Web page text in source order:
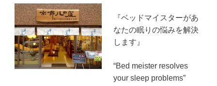
『ベッドマイスターがあ
なたの眠りの悩みを解決
します』
“Bed meister resolves
your sleep problems”